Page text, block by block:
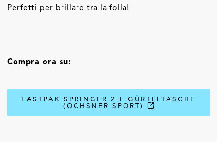
Perfetti per brillare tra la folla!
Compra ora su:
EASTPAK SPRINGER 2 L GÜRTELTASCHE
(OCHSNER SPORT)